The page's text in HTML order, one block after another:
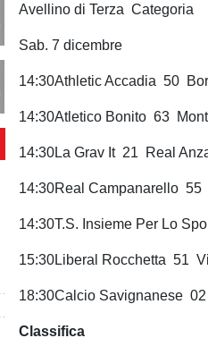
Avellino di Terza Categoria
Sab. 7 dicembre
14:30Athletic Accadia 50
14:30Atletico Bonito 63
14:30La Grav It 21 Real
14:30Real Campanarello 55
14:30T.S. Insieme Per Lo
15:30Liberal Rocchetta 51
18:30Calcio Savignanese
Classifica